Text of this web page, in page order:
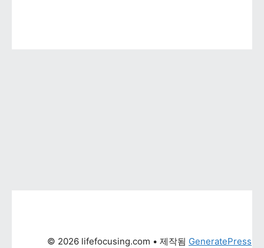
© 2026 lifefocusing.com • 제작됨 GeneratePress